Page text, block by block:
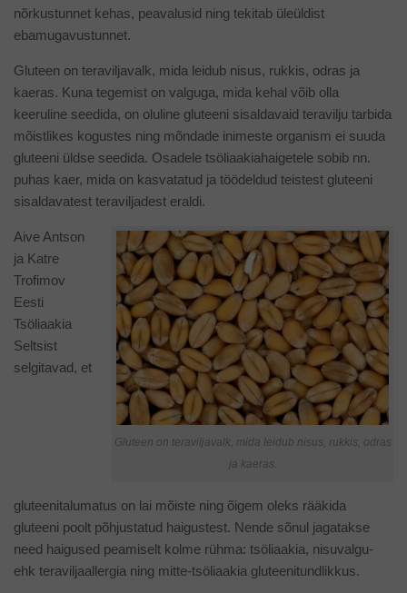
nõrkustunnet kehas, peavalusid ning tekitab üleüldist
ebamugavustunnet.
Gluteen on teraviljavalk, mida leidub nisus, rukkis, odras ja
kaeras. Kuna tegemist on valguga, mida kehal võib olla
keeruline seedida, on oluline gluteeni sisaldavaid teravilju tarbida
mõistlikes kogustes ning mõndade inimeste organism ei suuda
gluteeni üldse seedida. Osadele tsöliaakiahaigetele sobib nn.
puhas kaer, mida on kasvatatud ja töödeldud teistest gluteeni
sisaldavatest teraviljadest eraldi.
Gluteen on teraviljavalk, mida leidub nisus, rukkis, odras
ja kaeras.
Aive Antson
ja Katre
Trofimov
Eesti
Tsöliaakia
Seltsist
selgitavad, et
gluteenitalumatus on lai mõiste ning õigem oleks rääkida
gluteeni poolt põhjustatud haigustest. Nende sõnul jagatakse
need haigused peamiselt kolme rühma: tsöliaakia, nisuvalgu-
ehk teraviljaallergia ning mitte-tsöliaakia gluteenitundlikkus.